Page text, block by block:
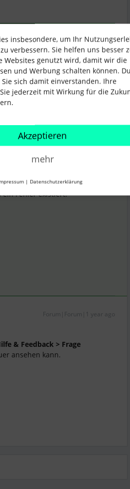
Forum|Forum|1 year ago
auf jeden Fall sagen, dass
ein Fehler existiert.
Forum|Forum|1 year ago
& Feedback > Frage
ansehen kann.
insbesondere, um Ihr
verbessern. Sie helfen uns besser
Websites genutzt wird, damit wir die
und Werbung schalten können.
sich damit einverstanden. Ihre
jederzeit mit Wirkung für die
Akzeptieren
mehr
| Datenschutzerklärung